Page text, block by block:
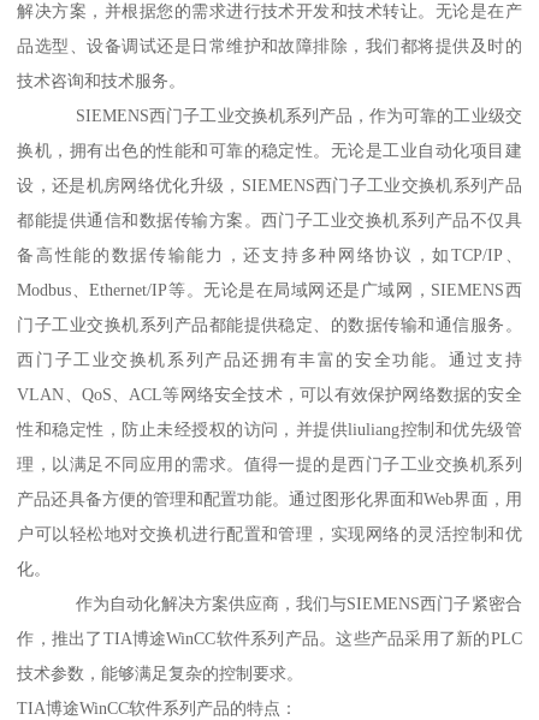
解决方案，并根据您的需求进行技术开发和技术转让。无论是在产
品选型、设备调试还是日常维护和故障排除，我们都将提供及时的
技术咨询和技术服务。
SIEMENS西门子工业交换机系列产品，作为可靠的工业级交
换机，拥有出色的性能和可靠的稳定性。无论是工业自动化项目建
设，还是机房网络优化升级，SIEMENS西门子工业交换机系列产品
都能提供通信和数据传输方案。西门子工业交换机系列产品不仅具
备高性能的数据传输能力，还支持多种网络协议，如TCP/IP、
Modbus、Ethernet/IP等。无论是在局域网还是广域网，SIEMENS西
门子工业交换机系列产品都能提供稳定、的数据传输和通信服务。
西门子工业交换机系列产品还拥有丰富的安全功能。通过支持
VLAN、QoS、ACL等网络安全技术，可以有效保护网络数据的安全
性和稳定性，防止未经授权的访问，并提供liuliang控制和优先级管
理，以满足不同应用的需求。值得一提的是西门子工业交换机系列
产品还具备方便的管理和配置功能。通过图形化界面和Web界面，用
户可以轻松地对交换机进行配置和管理，实现网络的灵活控制和优
化。
作为自动化解决方案供应商，我们与SIEMENS西门子紧密合
作，推出了TIA博途WinCC软件系列产品。这些产品采用了新的PLC
技术参数，能够满足复杂的控制要求。
TIA博途WinCC软件系列产品的特点：